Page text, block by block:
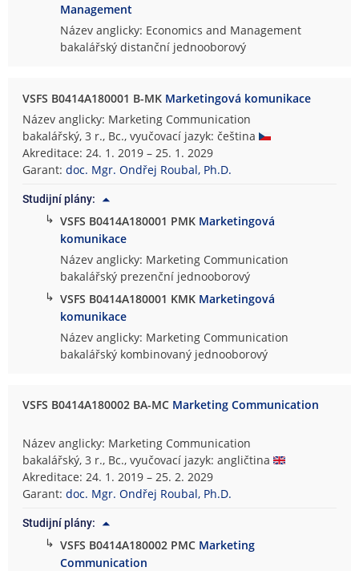
Management
Název anglicky: Economics and Management
bakalářský distanční jednooborový
VSFS B0414A180001 B-MK Marketingová komunikace
Název anglicky: Marketing Communication
bakalářský, 3 r., Bc., vyučovací jazyk: čeština
Akreditace: 24. 1. 2019 – 25. 1. 2029
Garant:doc. Mgr. Ondřej Roubal, Ph.D.
Studijní plány:
↳ VSFS B0414A180001 PMK Marketingová
komunikace
Název anglicky: Marketing Communication
bakalářský prezenční jednooborový
↳ VSFS B0414A180001 KMK Marketingová
komunikace
Název anglicky: Marketing Communication
bakalářský kombinovaný jednooborový
VSFS B0414A180002 BA-MC Marketing Communication
Název anglicky: Marketing Communication
bakalářský, 3 r., Bc., vyučovací jazyk: angličtina
Akreditace: 24. 1. 2019 – 25. 2. 2029
Garant:doc. Mgr. Ondřej Roubal, Ph.D.
Studijní plány:
↳ VSFS B0414A180002 PMC Marketing
Communication